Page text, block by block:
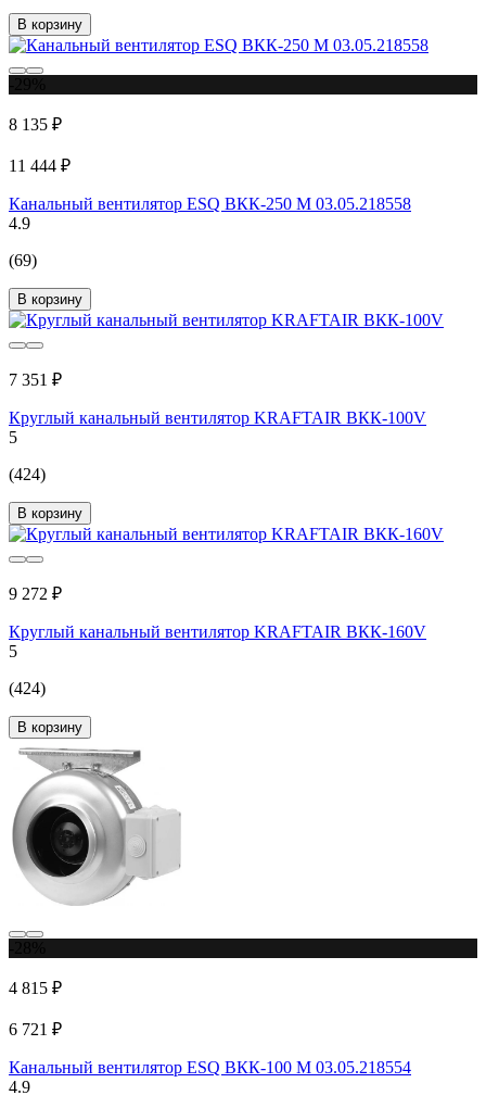
В корзину
8 135 ₽
11 444 ₽
Канальный вентилятор ESQ ВКК-250 М 03.05.218558
4.9
(69)
В корзину
7 351 ₽
Круглый канальный вентилятор KRAFTAIR ВКК-100V
5
(424)
В корзину
9 272 ₽
Круглый канальный вентилятор KRAFTAIR ВКК-160V
5
(424)
В корзину
4 815 ₽
6 721 ₽
Канальный вентилятор ESQ ВКК-100 М 03.05.218554
4.9